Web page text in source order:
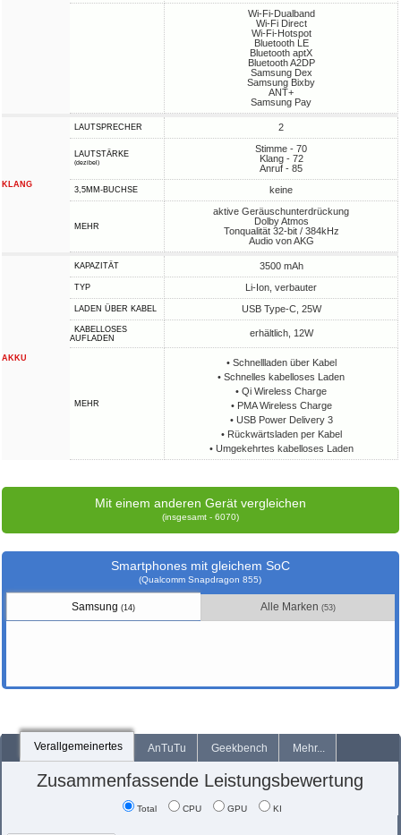
Wi-Fi-Dualband
Wi-Fi Direct
Wi-Fi-Hotspot
Bluetooth LE
Bluetooth aptX
Bluetooth A2DP
Samsung Dex
Samsung Bixby
ANT+
Samsung Pay
KLANG
LAUTSPRECHER 2
LAUTSTÄRKE
(dezibel)
Stimme - 70
Klang - 72
Anruf - 85
3,5MM-BUCHSE keine
MEHR
aktive Geräuschunterdrückung
Dolby Atmos
Tonqualität 32-bit / 384kHz
Audio von AKG
AKKU
KAPAZITÄT 3500 mAh
TYP Li-Ion, verbauter
LADEN ÜBER KABEL USB Type-C, 25W
KABELLOSES
AUFLADEN
erhältlich, 12W
MEHR
• Schnellladen über Kabel
• Schnelles kabelloses Laden
• Qi Wireless Charge
• PMA Wireless Charge
• USB Power Delivery 3
• Rückwärtsladen per Kabel
• Umgekehrtes kabelloses Laden
Mit einem anderen Gerät vergleichen
(insgesamt - 6070)
Smartphones mit gleichem SoC
(Qualcomm Snapdragon 855)
Samsung(14) Alle Marken (53)
Verallgemeinertes AnTuTu Geekbench Mehr...
Zusammenfassende Leistungsbewertung
Total CPU GPU KI